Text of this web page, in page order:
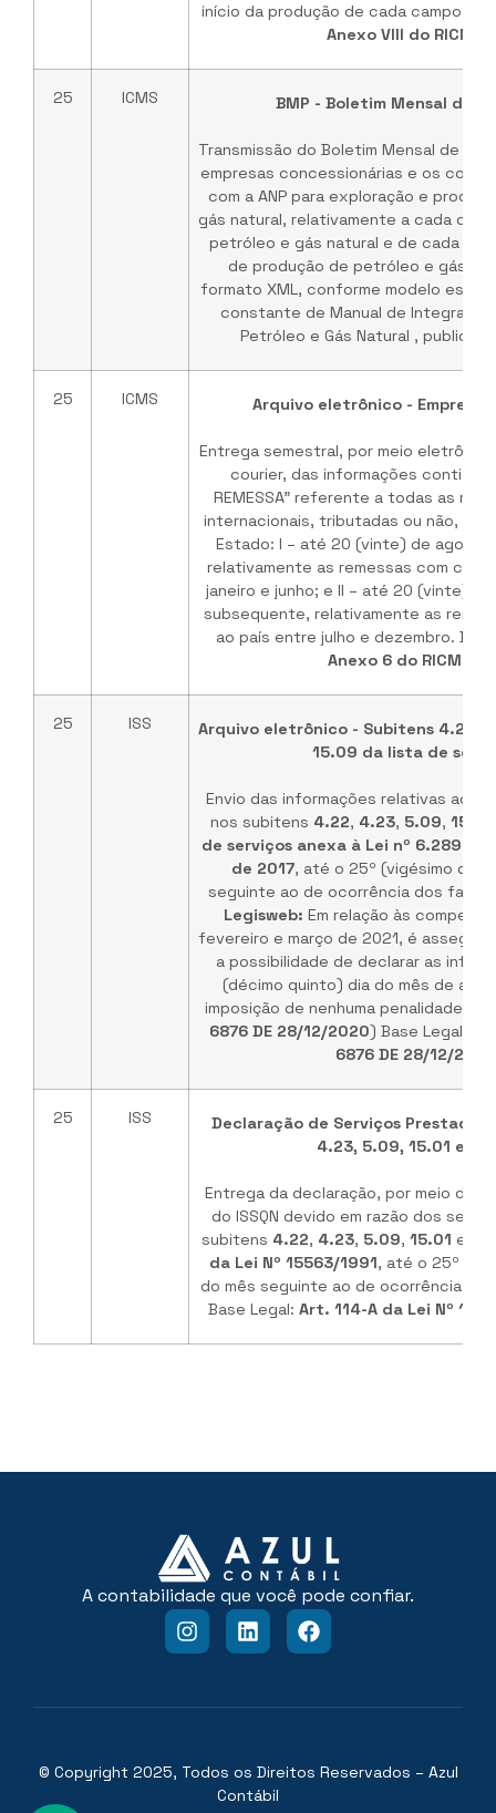
início da produção de cada campo.
Anexo VIII do RICMS/
25 ICMS BMP - Boletim Mensal de
Transmissão do Boletim Mensal de
empresas concessionárias e os
com a ANP para exploração e
gás natural, relativamente a cada
petróleo e gás natural e de cada
de produção de petróleo e gás
formato XML, conforme modelo
constante de Manual de
Petróleo e Gás Natural ,
25 ICMS Arquivo eletrônico -
Entrega semestral, por meio
courier, das informações contidas
REMESSA” referente a todas as
internacionais, tributadas ou não,
Estado: I – até 20 (vinte) de agosto
relativamente as remessas com
janeiro e junho; e II – até 20 (vinte)
subsequente, relativamente as
ao país entre julho e dezembro.
Anexo 6 do RICMS/
25 ISS
Arquivo eletrônico - Subitens 4.22,
15.09 da lista de
Envio das informações relativas aos
nos subitens 4.22, 4.23, 5.09, 15.01
de serviços anexa à Lei nº 6.289 ,
de 2017, até o 25º (vigésimo
seguinte ao de ocorrência dos
Legisweb: Em relação às
fevereiro e março de 2021, é
a possibilidade de declarar as
(décimo quinto) dia do mês de abril
imposição de nenhuma penalidade. (
6876 DE 28/12/2020) Base Legal:
6876 DE 28/12/2020
25 ISS
Declaração de Serviços Prestados
4.23, 5.09, 15.01 e
Entrega da declaração, por meio de
do ISSQN devido em razão dos
subitens 4.22, 4.23, 5.09, 15.01 e
da Lei Nº 15563/1991, até o 25º
do mês seguinte ao de ocorrência
Base Legal: Art. 114-A da Lei Nº
A contabilidade que você pode confiar.
© Copyright 2025, Todos os Direitos Reservados – Azul
Contábil